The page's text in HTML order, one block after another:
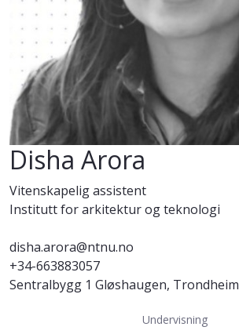
Disha Arora
Vitenskapelig assistent
Institutt for arkitektur og teknologi
disha.arora@ntnu.no
+34-663883057
Sentralbygg 1 Gløshaugen, Trondheim
Undervisning